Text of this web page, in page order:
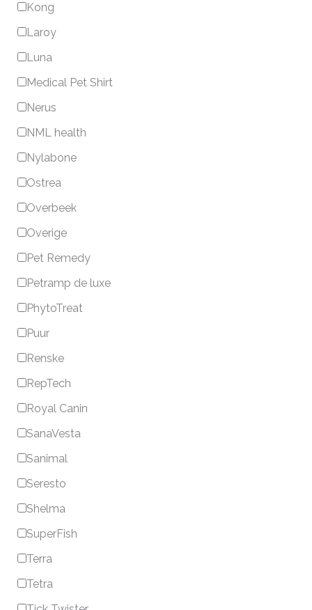
Kong
Laroy
Luna
Medical Pet Shirt
Nerus
NML health
Nylabone
Ostrea
Overbeek
Overige
Pet Remedy
Petramp de luxe
PhytoTreat
Puur
Renske
RepTech
Royal Canin
SanaVesta
Sanimal
Seresto
Shelma
SuperFish
Terra
Tetra